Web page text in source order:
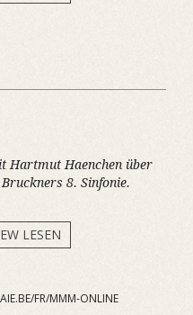
Hartmut Haenchen über
8. Sinfonie.
LESEN
FR/MMM-ONLINE